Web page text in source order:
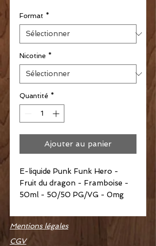
Format *
Nicotine *
Quantité *
Ajouter au panier
E-liquide Punk Funk Hero -
Fruit du dragon - Framboise -
50ml - 50/50 PG/VG - 0mg
Mentions légales
CGV